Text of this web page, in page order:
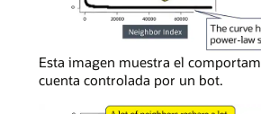
En
un
Esta imagen muestra el
cuenta controlada por un bot.